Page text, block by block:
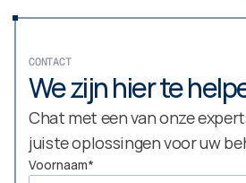
CONTACT
We zijn hier te
Chat met een van onze
juiste oplossingen voor uw
Voornaam*